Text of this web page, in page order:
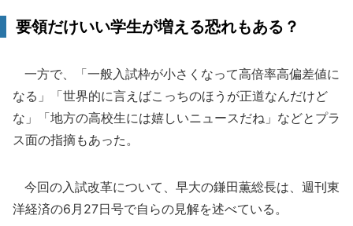
要領だけいい学生が増える恐れもある？
一方で、「一般入試枠が小さくなって高倍率高偏差値に
なる」「世界的に言えばこっちのほうが正道なんだけど
な」「地方の高校生には嬉しいニュースだね」などとプラ
ス面の指摘もあった。
今回の入試改革について、早大の鎌田薫総長は、週刊東
洋経済の6月27日号で自らの見解を述べている。